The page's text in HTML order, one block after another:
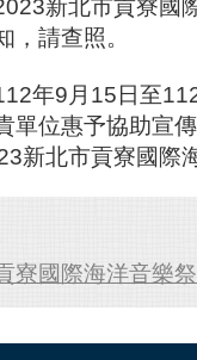
新北市貢寮國
，請查照。
年9月15日至
單位惠予協助宣
新北市貢寮國際
寮國際海洋音樂